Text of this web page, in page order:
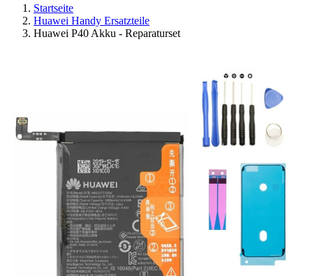
Startseite
Huawei Handy Ersatzteile
Huawei P40 Akku - Reparaturset